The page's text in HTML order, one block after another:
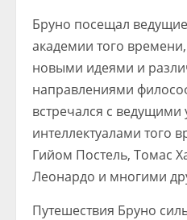
Бруно посещал
академии того
новыми идеями и
направлениями
встречался с
интеллектуалами того
Гийом Постель, Томас
Леонардо и многими
Путешествия Бруно